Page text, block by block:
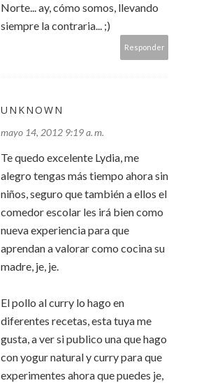
Norte... ay, cómo somos, llevando
siempre la contraria... ;)
Responder
UNKNOWN
mayo 14, 2012 9:19 a. m.
Te quedo excelente Lydia, me
alegro tengas más tiempo ahora sin
niños, seguro que también a ellos el
comedor escolar les irá bien como
nueva experiencia para que
aprendan a valorar como cocina su
madre, je, je.
El pollo al curry lo hago en
diferentes recetas, esta tuya me
gusta, a ver si publico una que hago
con yogur natural y curry para que
experimentes ahora que puedes je,